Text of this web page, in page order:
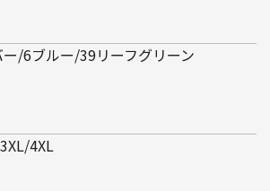
/6ブルー/39リーフグリーン
4XL